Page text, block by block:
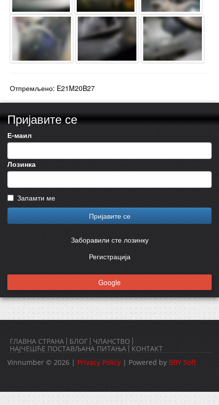
Отпремљено: E21M20B27
Пријавите се
Е-маил
Лозинка
Запамти ме
Пријавите се
Заборавили сте лозинку
Регистрација
Google
ГЛАВНА СТРАНА БЛОГ ЧЛАНСТВО
НАЈЧЕШЋЕ ПОСТАВЉАНА ПИТАЊА
КОНТАКТ
Vinnumber © 2026 | Privacy Policy | Powered by BBY Soft